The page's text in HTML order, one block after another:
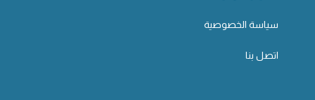
سياسة الخصوصية
اتصل بنا